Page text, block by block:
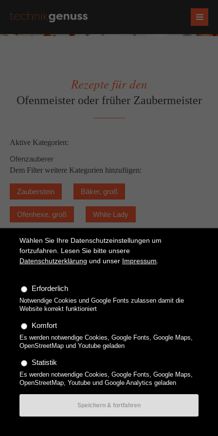
Rezepte für den
Ofenmeister oder früher Zaubermeister
Aktive Kategorien:
Ofenzauberer
Dem Filter weitere Kategorien hinzufügen:
Zauberstein Bäker, groß
Ofenhexe, groß White Lady
Zurzeit sind keine Nachrichten vorhanden.
Copyright 2026 technikgenuss, Maren Kuçi. Alle Rechte
vorbehalten.
Einstellungen
AGBs Gutscheine
Wählen Sie Ihre Datenschutzeinstellungen um
fortzufahren. Lesen Sie bitte unsere
Datenschutzerklärung und unser Impressum.
Erforderlich
Notwendige Cookies und Google Fonts zulassen damit die
Website korrekt funktioniert
Komfort
Es werden notwendige Cookies, Google Fonts, Google Maps,
OpenStreetMap und Youtube geladen
Statistik
Es werden notwendige Cookies, Google Fonts, Google Maps,
OpenStreetMap, Youtube und Google Analytics geladen